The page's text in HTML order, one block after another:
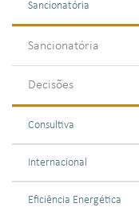
Sancionatória
Sancionatória
Decisões
Consultiva
Internacional
Eficiência Energética